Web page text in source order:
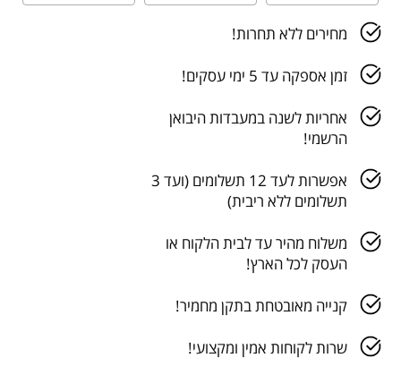
מחירים ללא תחרות!
זמן אספקה עד 5 ימי עסקים!
אחריות לשנה במעבדות היבואן
הרשמי!
אפשרות לעד 12 תשלומים (ועד 3
תשלומים ללא ריבית)
משלוח מהיר עד לבית הלקוח או
העסק לכל הארץ!
קנייה מאובטחת בתקן מחמיר!
שרות לקוחות אמין ומקצועי!